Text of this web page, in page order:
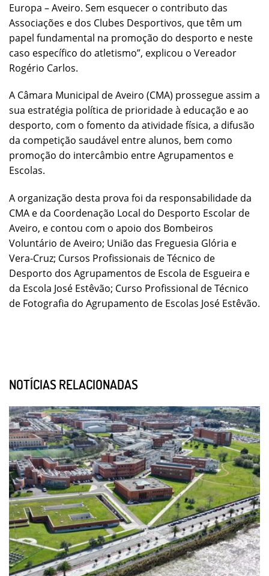
Europa – Aveiro. Sem esquecer o contributo das
Associações e dos Clubes Desportivos, que têm um
papel fundamental na promoção do desporto e neste
caso específico do atletismo”, explicou o Vereador
Rogério Carlos.
A Câmara Municipal de Aveiro (CMA) prossegue assim a
sua estratégia política de prioridade à educação e ao
desporto, com o fomento da atividade física, a difusão
da competição saudável entre alunos, bem como
promoção do intercâmbio entre Agrupamentos e
Escolas.
A organização desta prova foi da responsabilidade da
CMA e da Coordenação Local do Desporto Escolar de
Aveiro, e contou com o apoio dos Bombeiros
Voluntário de Aveiro; União das Freguesia Glória e
Vera-Cruz; Cursos Profissionais de Técnico de
Desporto dos Agrupamentos de Escola de Esgueira e
da Escola José Estêvão; Curso Profissional de Técnico
de Fotografia do Agrupamento de Escolas José Estêvão.
NOTÍCIAS RELACIONADAS